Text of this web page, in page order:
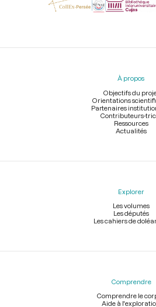
Menu
À propos
Objectifs du
Orientations
Partenaires
Contributeurs-
Ressources
Actualités
Explorer
Les volumes
Les députés
Les cahiers de
Comprendre
Comprendre le
Aide à